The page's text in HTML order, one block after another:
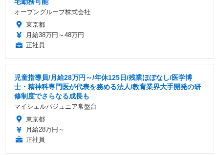
オープングループ株式会社
東京都
月給38万円～48万円
正社員
児童指導員/月給28万円～/年休125日/残業ほぼなし/医学博
士・精神科専門医が代表を務める法人/教育業界大手開発の研
修制度でさらなる成長も
マイシェルパジュニア常盤台
東京都
月給28万円～
正社員